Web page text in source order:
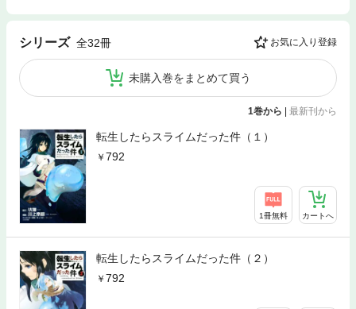
シリーズ 全32冊 お気に入り登録
未購入巻をまとめて買う
1巻から | 最新刊から
転生したらスライムだった件（１）
792
1冊無料 カートへ
転生したらスライムだった件（２）
792